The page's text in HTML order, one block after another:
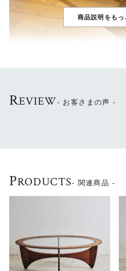
天板がタイルとガラス
～G-PLAN（ジ
（北欧系デザインの家具シ
1953年からスタートしたこの
REVIEW- お客さまの声 -
PRODUCTS- 関連商品 -